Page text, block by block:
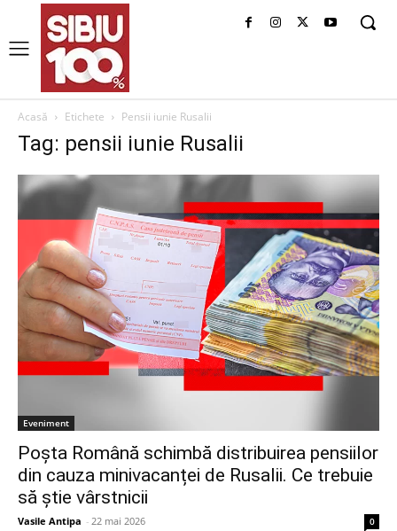
Acasă Etichete Pensii iunie Rusalii
Tag: pensii iunie Rusalii
Eveniment
Poșta Română schimbă distribuirea pensiilor
din cauza minivacanței de Rusalii. Ce trebuie
să știe vârstnicii
Vasile Antipa - 22 mai 2026 0